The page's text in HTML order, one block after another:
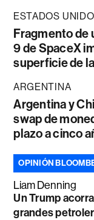
ESTADOS
Fragmento de
9 de SpaceX
superficie de
ARGENTINA
Argentina y
swap de
plazo a cinco
OPINIÓN
Liam Denning
Un Trump
grandes